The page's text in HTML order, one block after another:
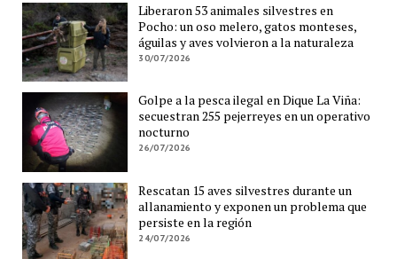
Liberaron 53 animales silvestres en
Pocho: un oso melero, gatos monteses,
águilas y aves volvieron a la naturaleza
30/07/2026
Golpe a la pesca ilegal en Dique La Viña:
secuestran 255 pejerreyes en un operativo
nocturno
26/07/2026
Rescatan 15 aves silvestres durante un
allanamiento y exponen un problema que
persiste en la región
24/07/2026